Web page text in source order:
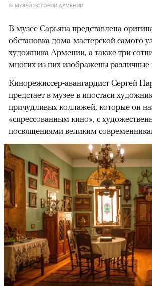
© МУЗЕЙ ИСТОРИИ АРМЕНИИ
В музее Сарьяна представлена
обстановка дома-мастерской самого
художника Армении, а также три
многих из них изображены различные
Кинорежиссер-авангардист Сергей
предстает в музее в ипостаси
причудливых коллажей, которые он
«спрессованным кино», с
посвящениями великим